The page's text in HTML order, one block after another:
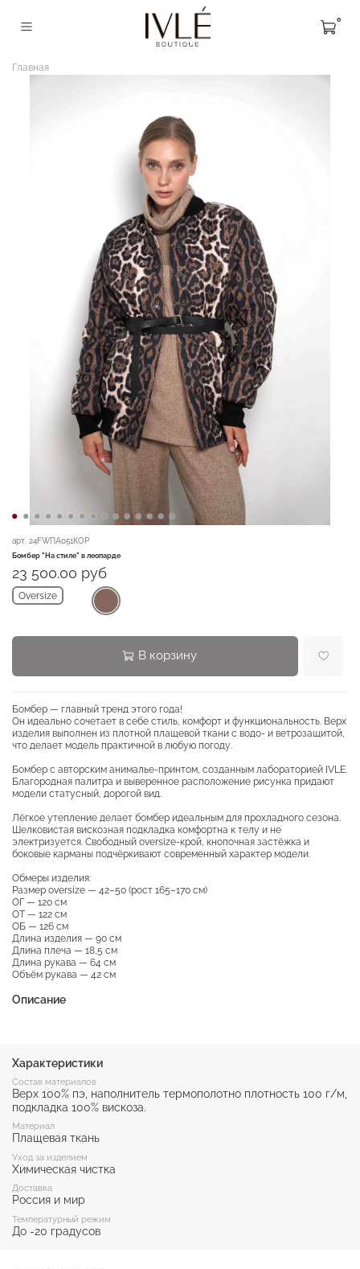
0
Главная
арт. 24FWПА051КОР
Бомбер "На стиле" в леопарде
23 500.00 руб
Oversize
В корзину
Бомбер — главный тренд этого года!
Он идеально сочетает в себе стиль, комфорт и функциональность. Верх
изделия выполнен из плотной плащевой ткани с водо- и ветрозащитой,
что делает модель практичной в любую погоду.
Бомбер с авторским анималье-принтом, созданным лабораторией IVLE.
Благородная палитра и выверенное расположение рисунка придают
модели статусный, дорогой вид.
Лёгкое утепление делает бомбер идеальным для прохладного сезона.
Шелковистая вискозная подкладка комфортна к телу и не
электризуется. Свободный oversize-крой, кнопочная застёжка и
боковые карманы подчёркивают современный характер модели.
Обмеры изделия:
Размер oversize — 42–50 (рост 165–170 см)
ОГ — 120 см
ОТ — 122 см
ОБ — 126 см
Длина изделия — 90 см
Длина плеча — 18,5 см
Длина рукава — 64 см
Объём рукава — 42 см
Описание
Характеристики
Состав материалов
Верх 100% пэ, наполнитель термополотно плотность 100 г/м,
подкладка 100% вискоза.
Материал
Плащевая ткань
Уход за изделием
Химическая чистка
Доставка
Россия и мир
Температурный режим
До -20 градусов